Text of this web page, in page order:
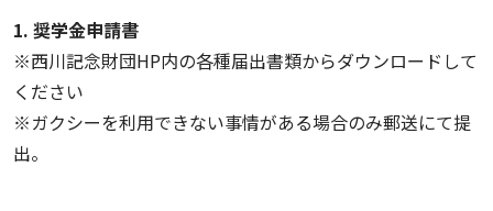
1. 奨学金申請書
※西川記念財団HP内の各種届出書類からダウンロードして
ください
※ガクシーを利用できない事情がある場合のみ郵送にて提
出。